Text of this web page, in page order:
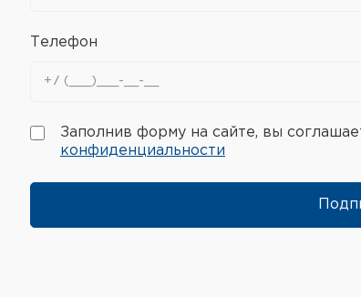
Телефон
Заполнив форму на сайте, вы
конфиденциальности